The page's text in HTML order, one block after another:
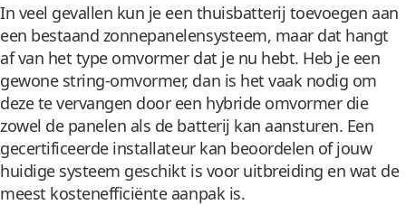
In veel gevallen kun je een thuisbatterij toevoegen aan
een bestaand zonnepanelensysteem, maar dat hangt
af van het type omvormer dat je nu hebt. Heb je een
gewone string-omvormer, dan is het vaak nodig om
deze te vervangen door een hybride omvormer die
zowel de panelen als de batterij kan aansturen. Een
gecertificeerde installateur kan beoordelen of jouw
huidige systeem geschikt is voor uitbreiding en wat de
meest kostenefficiënte aanpak is.